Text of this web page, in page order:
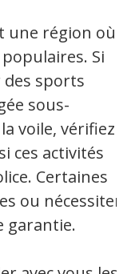
une région où
Si
sports
sous-
voile, vérifiez
ces activités
Certaines
ou nécessiter
garantie.